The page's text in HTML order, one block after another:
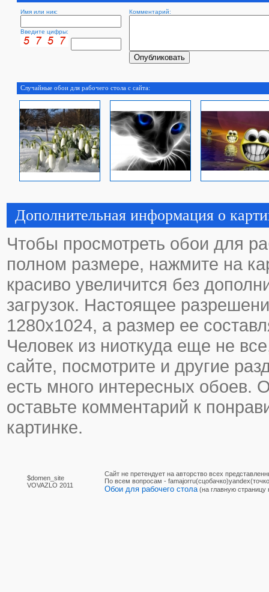
Имя или ник: Комментарий:
Введите цифры:
Случайные обои для рабочего стола с сайта:
Дополнительная информация о
Чтобы просмотреть обои для
полном размере, нажмите на
красиво увеличится без
загрузок. Настоящее
1280х1024, а размер ее
Человек из ниоткуда еще не
сайте, посмотрите и другие
есть много интересных обоев.
оставьте комментарий к
картинке.
$domen_site
VOVAZLO 2011
Сайт не претендует на авторство всех
По вcем вопросам -
Обои для рабочего стола (на главную страницу